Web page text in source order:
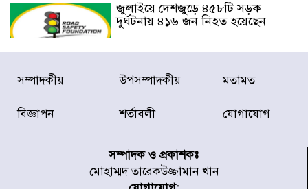
জুলাইয়ে দেশজুড়ে ৪৫৮টি সড়ক
দুর্ঘটনায় ৪১৬ জন নিহত হয়েছেন
হারিয়ে যাওয়া শিশুকে পরিবারের কাছে
ফিরিয়ে প্রশংসায় ভাসছেন খিলক্ষেত
স্মৃতি জাদুঘর
সম্পাদকীয় উপসম্পাদকীয় মতামত
বিজ্ঞাপন শর্তাবলী যোগাযোগ
সম্পাদক ও প্রকাশকঃ
মোহাম্মদ তারেকউজ্জামান খান